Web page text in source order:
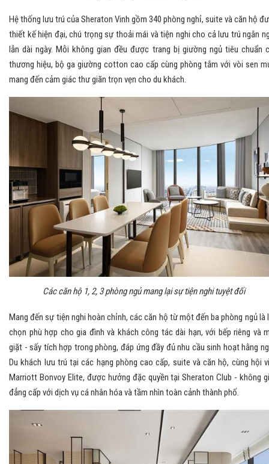
Hệ thống lưu trú của Sheraton Vinh gồm 340 phòng nghỉ, suite và căn hộ
thiết kế hiện đại, chú trọng sự thoải mái và tiện nghi cho cả lưu trú ngắn
lẫn dài ngày. Mỗi không gian đều được trang bị giường ngủ tiêu chuẩn
thương hiệu, bộ ga giường cotton cao cấp cùng phòng tắm với vòi sen
mang đến cảm giác thư giãn trọn vẹn cho du khách.
Các căn hộ 1, 2, 3 phòng ngủ mang lại sự tiện nghi tuyệt đối
Mang đến sự tiện nghi hoàn chỉnh, các căn hộ từ một đến ba phòng ngủ là
chọn phù hợp cho gia đình và khách công tác dài hạn, với bếp riêng và
giặt - sấy tích hợp trong phòng, đáp ứng đầy đủ nhu cầu sinh hoạt hằng
Du khách lưu trú tại các hạng phòng cao cấp, suite và căn hộ, cùng hội
Marriott Bonvoy Elite, được hưởng đặc quyền tại Sheraton Club - không
đẳng cấp với dịch vụ cá nhân hóa và tầm nhìn toàn cảnh thành phố.